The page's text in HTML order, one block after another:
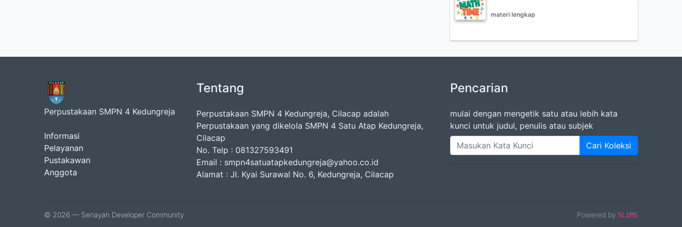
materi lengkap
Perpustakaan SMPN 4 Kedungreja
Informasi
Pelayanan
Pustakawan
Anggota
Tentang
Perpustakaan SMPN 4 Kedungreja, Cilacap adalah
Perpustakaan yang dikelola SMPN 4 Satu Atap Kedungreja,
Cilacap
No. Telp : 081327593491
Email : smpn4satuatapkedungreja@yahoo.co.id
Alamat : Jl. Kyai Surawal No. 6, Kedungreja, Cilacap
Pencarian
mulai dengan mengetik satu atau lebih kata
kunci untuk judul, penulis atau subjek
Cari Koleksi
© 2026 — Senayan Developer Community Powered by SLiMS